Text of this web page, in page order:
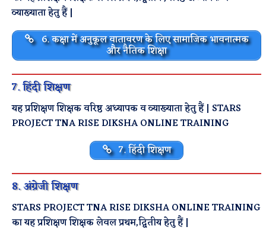
व्याख्याता हेतु हैं |
6. कक्षा में अनुकूल वातावरण के लिए सामाजिक भावनात्मक
और नैतिक शिक्षा
7. हिंदी शिक्षण
यह प्रशिक्षण शिक्षक वरिष्ठ अध्यापक व व्याख्याता हेतु हैं | STARS
PROJECT TNA RISE DIKSHA ONLINE TRAINING
7. हिंदी शिक्षण
8. अंग्रेजी शिक्षण
STARS PROJECT TNA RISE DIKSHA ONLINE TRAINING
का यह प्रशिक्षण शिक्षक लेवल प्रथम,द्वितीय हेतु हैं |